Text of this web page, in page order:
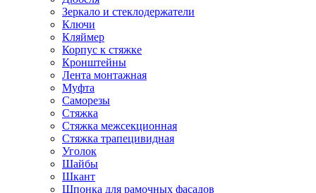
Зеркало и стеклодержатели
Ключи
Кляймер
Корпус к стяжке
Кронштейны
Лента монтажная
Муфта
Саморезы
Стяжка
Стяжка межсекционная
Стяжка трапецивидная
Уголок
Шайбы
Шкант
Шпонка для рамочных фасадов